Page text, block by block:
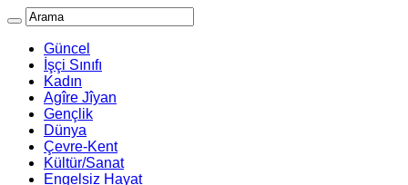
Güncel
İşçi Sınıfı
Kadın
Agîre Jîyan
Gençlik
Dünya
Çevre-Kent
Kültür/Sanat
Engelsiz Hayat